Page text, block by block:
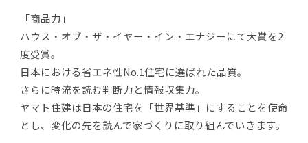
「商品力」
ハウス・オブ・ザ・イヤー・イン・エナジーにて大賞を2
度受賞。
日本における省エネ性No.1住宅に選ばれた品質。
さらに時流を読む判断力と情報収集力。
ヤマト住建は日本の住宅を「世界基準」にすることを使命
とし、変化の先を読んで家づくりに取り組んでいきます。